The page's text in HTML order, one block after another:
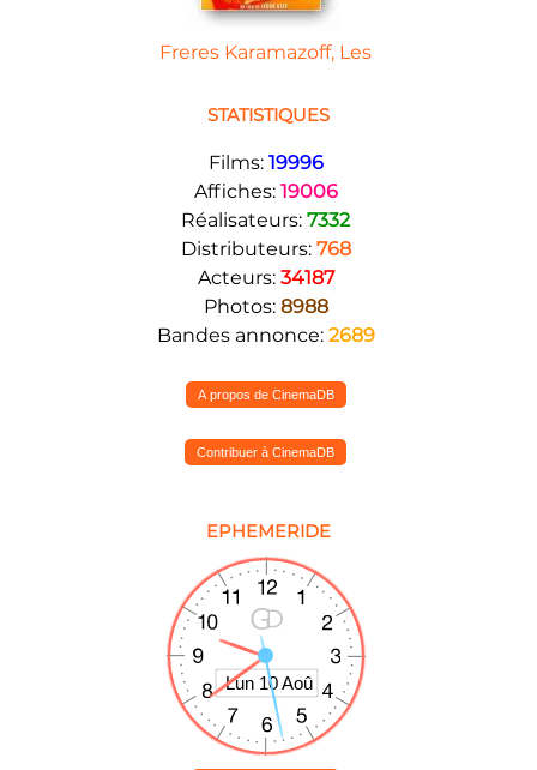
Freres Karamazoff, Les
STATISTIQUES
Films: 19996
Affiches: 19006
Réalisateurs: 7332
Distributeurs: 768
Acteurs: 34187
Photos: 8988
Bandes annonce: 2689
A propos de CinemaDB
Contribuer à CinemaDB
EPHEMERIDE